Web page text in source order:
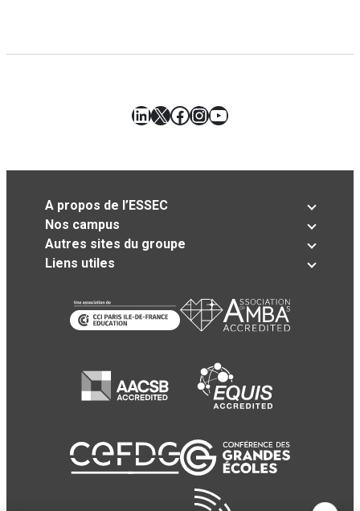
LinkedIn
X Facebook
Instagram
YouTube
A propos de l’ESSEC
Nos campus
Autres sites du groupe
Liens utiles